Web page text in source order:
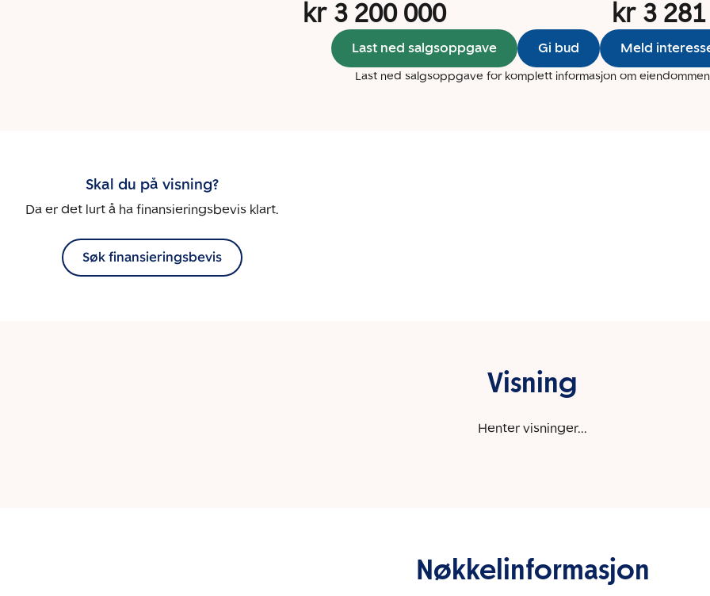
kr 3 200 000 kr 3
Last ned salgsoppgave Gi bud Meld
Last ned salgsoppgave for komplett informasjon om eiendommen
Skal du på visning?
Da er det lurt å ha finansieringsbevis klart.
Søk finansieringsbevis
Visning
Henter visninger...
Nøkkelinformasjon